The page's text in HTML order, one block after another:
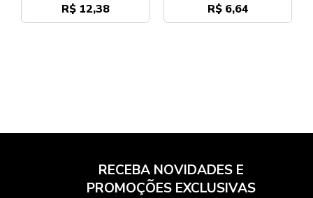
R$ 12,38 R$ 6,64
RECEBA NOVIDADES E
PROMOÇÕES EXCLUSIVAS